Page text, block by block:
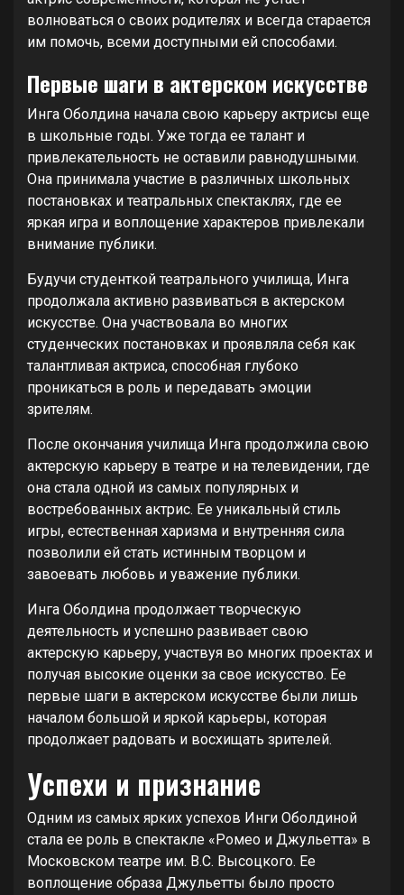
волноваться о своих родителях и всегда старается
им помочь, всеми доступными ей способами.
Первые шаги в актерском искусстве
Инга Оболдина начала свою карьеру актрисы еще
в школьные годы. Уже тогда ее талант и
привлекательность не оставили равнодушными.
Она принимала участие в различных школьных
постановках и театральных спектаклях, где ее
яркая игра и воплощение характеров привлекали
внимание публики.
Будучи студенткой театрального училища, Инга
продолжала активно развиваться в актерском
искусстве. Она участвовала во многих
студенческих постановках и проявляла себя как
талантливая актриса, способная глубоко
проникаться в роль и передавать эмоции
зрителям.
После окончания училища Инга продолжила свою
актерскую карьеру в театре и на телевидении, где
она стала одной из самых популярных и
востребованных актрис. Ее уникальный стиль
игры, естественная харизма и внутренняя сила
позволили ей стать истинным творцом и
завоевать любовь и уважение публики.
Инга Оболдина продолжает творческую
деятельность и успешно развивает свою
актерскую карьеру, участвуя во многих проектах и
получая высокие оценки за свое искусство. Ее
первые шаги в актерском искусстве были лишь
началом большой и яркой карьеры, которая
продолжает радовать и восхищать зрителей.
Успехи и признание
Одним из самых ярких успехов Инги Оболдиной
стала ее роль в спектакле «Ромео и Джульетта» в
Московском театре им. В.С. Высоцкого. Ее
воплощение образа Джульетты было просто